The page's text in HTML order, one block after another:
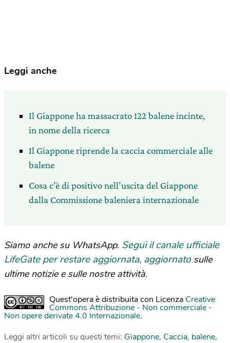
Leggi anche
Il Giappone ha massacrato 122 balene incinte,
in nome della ricerca
Il Giappone riprende la caccia commerciale alle
balene
Cosa c’è di positivo nell’uscita del Giappone
dalla Commissione baleniera internazionale
Siamo anche su WhatsApp. Segui il canale ufficiale
LifeGate per restare aggiornata, aggiornato sulle
ultime notizie e sulle nostre attività.
Quest'opera è distribuita con Licenza Creative
Commons Attribuzione - Non commerciale -
Non opere derivate 4.0 Internazionale.
Leggi altri articoli su questi temi: Giappone, Caccia, balene,